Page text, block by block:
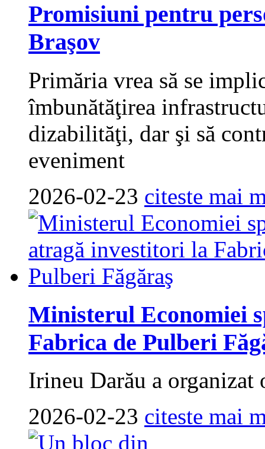
Promisiuni pentru
Braşov
Primăria vrea să se
îmbunătăţirea
dizabilităţi, dar şi să
eveniment
2026-02-23 citeste mai
Ministerul Economiei
Fabrica de Pulberi
Irineu Darău a organizat
2026-02-23 citeste mai